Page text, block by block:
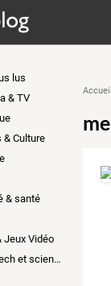
lus
& TV
& Culture
& santé
Jeux Vidéo
et sciences
Accueil